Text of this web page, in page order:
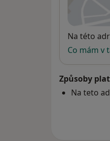
Na této
Co mám v
Způsoby
Na teto